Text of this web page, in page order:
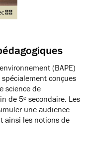
(BAPE)
spécialement conçues
science de
de 5ᵉ secondaire. Les
une audience
ainsi les notions de